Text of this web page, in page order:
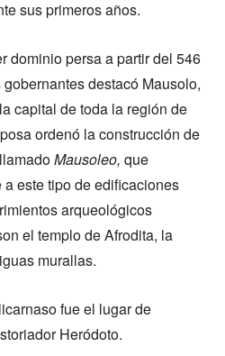
sus primeros años.
dominio persa a partir del 546
destacó Mausolo,
capital de toda la región de
ordenó la construcción de
Mausoleo, que
este tipo de edificaciones
arqueológicos
el templo de Afrodita, la
murallas.
fue el lugar de
Heródoto.